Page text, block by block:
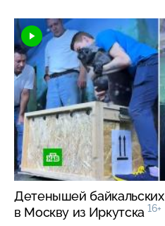
Детенышей
в Москву из Иркутска 16+